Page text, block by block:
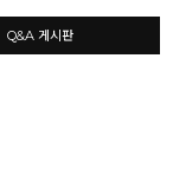
Q&A 게시판